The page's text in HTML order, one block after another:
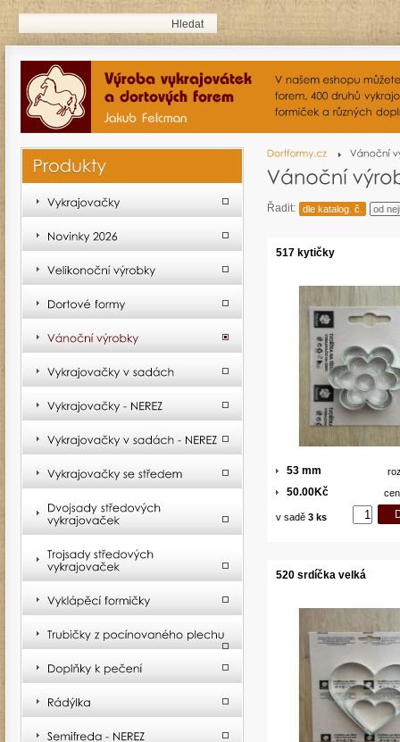
Řadit: dle katalog. č. od
517 kytičky
53 mm
50.00Kč
v sadě 3 ks
520 srdíčka velká